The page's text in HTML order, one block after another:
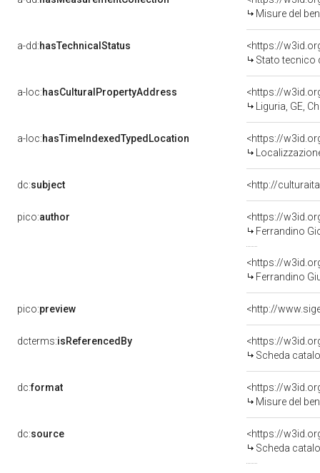
Misure del
a-dd:hasTechnicalStatus
<https://
Stato tecnico
a-loc:hasCulturalPropertyAddress
<https://
Liguria, GE,
a-loc:hasTimeIndexedTypedLocation
<https://
dc:subject <http://
pico:author
<https://
Ferrandino
<https://
Ferrandino
pico:preview
dcterms:isReferencedBy
<https://
Scheda
dc:format
<https://
Misure del
dc:source
<https://
Scheda